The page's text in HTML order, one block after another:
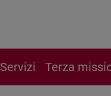
Servizi Terza